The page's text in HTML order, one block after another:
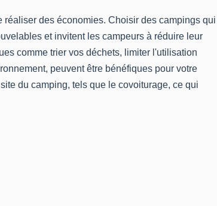
des économies. Choisir des campings qui
et invitent les campeurs à réduire leur
comme trier vos déchets, limiter l'utilisation
peuvent être bénéfiques pour votre
du camping, tels que le covoiturage, ce qui